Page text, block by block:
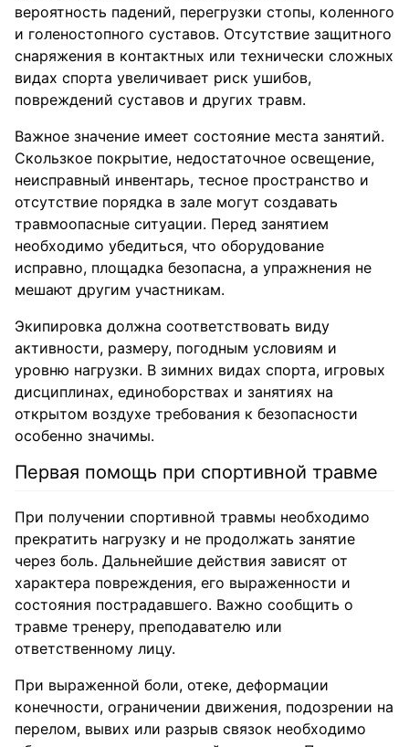
вероятность падений, перегрузки стопы, коленного
и голеностопного суставов. Отсутствие защитного
снаряжения в контактных или технически сложных
видах спорта увеличивает риск ушибов,
повреждений суставов и других травм.
Важное значение имеет состояние места занятий.
Скользкое покрытие, недостаточное освещение,
неисправный инвентарь, тесное пространство и
отсутствие порядка в зале могут создавать
травмоопасные ситуации. Перед занятием
необходимо убедиться, что оборудование
исправно, площадка безопасна, а упражнения не
мешают другим участникам.
Экипировка должна соответствовать виду
активности, размеру, погодным условиям и
уровню нагрузки. В зимних видах спорта, игровых
дисциплинах, единоборствах и занятиях на
открытом воздухе требования к безопасности
особенно значимы.
Первая помощь при спортивной травме
При получении спортивной травмы необходимо
прекратить нагрузку и не продолжать занятие
через боль. Дальнейшие действия зависят от
характера повреждения, его выраженности и
состояния пострадавшего. Важно сообщить о
травме тренеру, преподавателю или
ответственному лицу.
При выраженной боли, отеке, деформации
конечности, ограничении движения, подозрении на
перелом, вывих или разрыв связок необходимо